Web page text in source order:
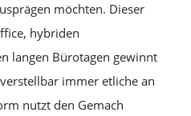
möchten. Dieser
hybriden
langen Bürotagen gewinnt
immer etliche an
nutzt den Gemach